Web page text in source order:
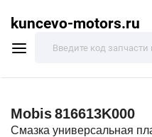
kuncevo-motors.ru
Mobis816613K000
Смазка универсальная